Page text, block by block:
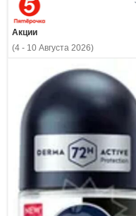
Акции
(4 - 10 Августа 2026)